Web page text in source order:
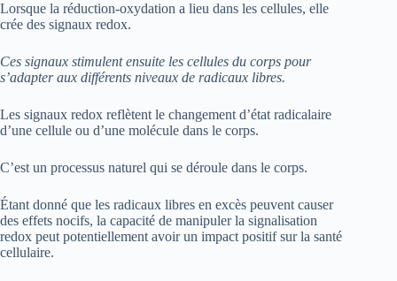
Lorsque la réduction-oxydation a lieu dans les cellules, elle
crée des signaux redox.
Ces signaux stimulent ensuite les cellules du corps pour
s’adapter aux différents niveaux de radicaux libres.
Les signaux redox reflètent le changement d’état radicalaire
d’une cellule ou d’une molécule dans le corps.
C’est un processus naturel qui se déroule dans le corps.
Étant donné que les radicaux libres en excès peuvent causer
des effets nocifs, la capacité de manipuler la signalisation
redox peut potentiellement avoir un impact positif sur la santé
cellulaire.